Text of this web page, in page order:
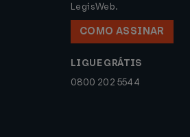
LegisWeb.
COMO ASSINAR
LIGUE GRÁTIS
0800 202 5544